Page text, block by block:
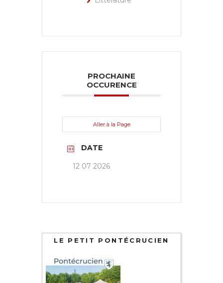
PROCHAINE
OCCURENCE
Aller à la Page
DATE
12 07 2026
LE PETIT PONTÉCRUCIEN